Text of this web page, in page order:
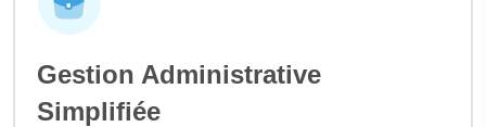
Gestion Administrative
Simplifiée